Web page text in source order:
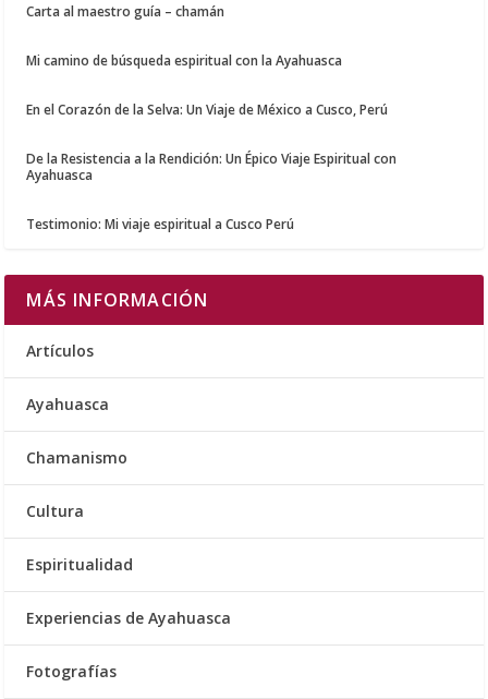
Carta al maestro guía – chamán
Mi camino de búsqueda espiritual con la Ayahuasca
En el Corazón de la Selva: Un Viaje de México a Cusco, Perú
De la Resistencia a la Rendición: Un Épico Viaje Espiritual con
Ayahuasca
Testimonio: Mi viaje espiritual a Cusco Perú
MÁS INFORMACIÓN
Artículos
Ayahuasca
Chamanismo
Cultura
Espiritualidad
Experiencias de Ayahuasca
Fotografías